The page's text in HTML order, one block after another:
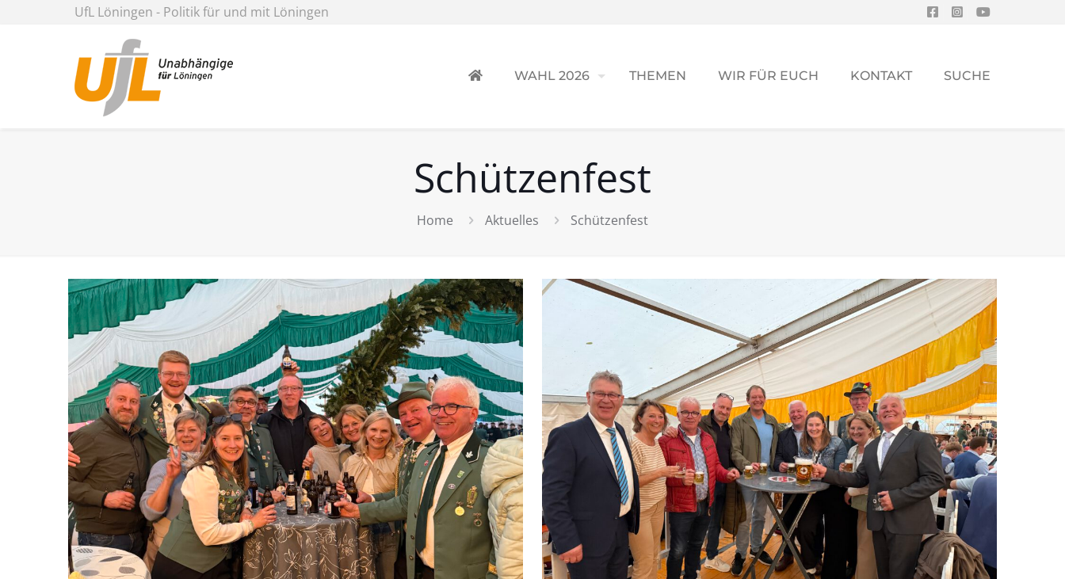
UfL Löningen - Politik für und mit Löningen
WAHL 2026 THEMEN WIR FÜR EUCH KONTAKT SUCHE
Schützenfest
Home Aktuelles Schützenfest